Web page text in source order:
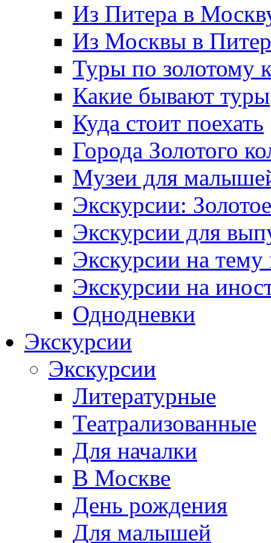
Из Питера в
Из Москвы в Питер
Туры по золотому
Какие бывают туры
Куда стоит поехать
Города Золотого
Музеи для
Экскурсии:
Экскурсии для
Экскурсии на тему
Экскурсии на
Однодневки
Экскурсии
Экскурсии
Литературные
Театрализованные
Для началки
В Москве
День рождения
Для малышей